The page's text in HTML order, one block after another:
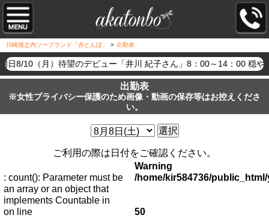
川崎堀之内ソープランド「赤とんぼ」 > 出勤表
日8/10（月）待望のデビュー「井川 紀子さん」8：00～14：00 穏や
出勤表
※女性プライバシー保護のため画像・動画の保存等はお控えくださ
い。
選択
ご利用の際は日付をご確認ください。
Warning
: count(): Parameter must be
an array or an object that
implements Countable in
/home/kir584736/
on line 50